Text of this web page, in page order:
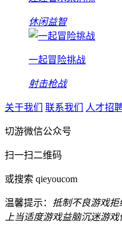
休闲益智
一起冒险挑战
射击枪战
关于我们 联系我们 人才招
切游微信公众号
扫一扫二维码
或搜索 qieyoucom
温馨提示： 抵制不良游戏拒
上当适度游戏益脑沉迷游戏